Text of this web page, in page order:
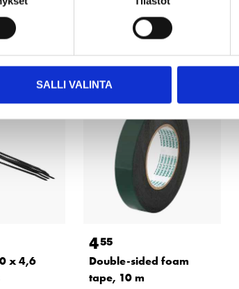
SALLI VALINTA
customers also bought
x 4,6
455
Double-sided foam
tape, 10 m